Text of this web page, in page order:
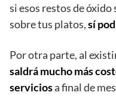
si esos restos de óxido
sobre tus platos,sí
Por otra parte, al
saldrá mucho más
serviciosa final de